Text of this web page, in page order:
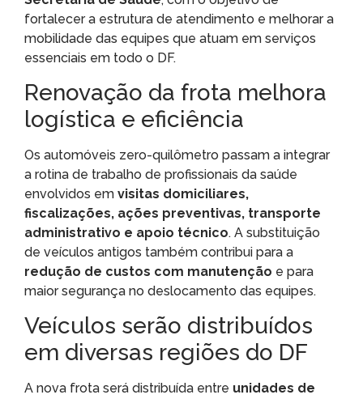
fortalecer a estrutura de atendimento e melhorar a
mobilidade das equipes que atuam em serviços
essenciais em todo o DF.
Renovação da frota melhora
logística e eficiência
Os automóveis zero-quilômetro passam a integrar
a rotina de trabalho de profissionais da saúde
envolvidos em visitas domiciliares,
fiscalizações, ações preventivas, transporte
administrativo e apoio técnico. A substituição
de veículos antigos também contribui para a
redução de custos com manutenção e para
maior segurança no deslocamento das equipes.
Veículos serão distribuídos
em diversas regiões do DF
A nova frota será distribuída entre unidades de